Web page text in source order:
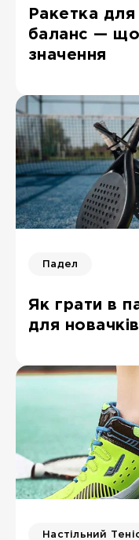
Ракетка
баланс — що
значення
Падел
Як грати в
для новачків
Настільний